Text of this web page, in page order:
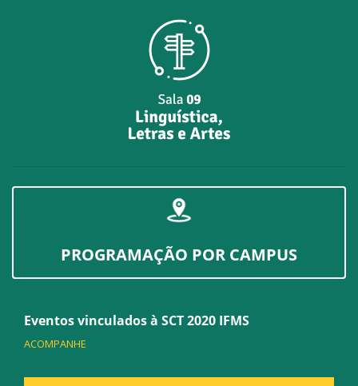
PROGRAMAÇÃO POR CAMPUS
Eventos vinculados à SCT 2020 IFMS
ACOMPANHE